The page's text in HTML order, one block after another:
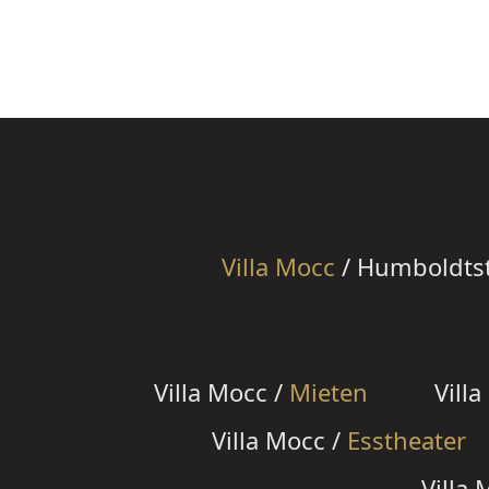
Villa Mocc /
Villa Mocc / Mieten Villa
Villa Mocc / Esstheater